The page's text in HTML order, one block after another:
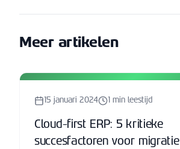
Meer artikelen
15 januari 2024 1 min leestijd
Cloud-first ERP: 5 kritieke
succesfactoren voor migratie